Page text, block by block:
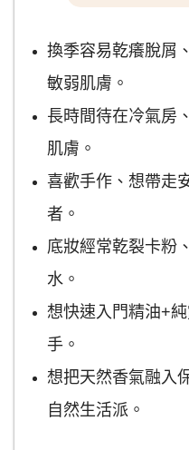
換季容易乾癢脫屑
敏弱肌膚。
長時間待在冷氣房
肌膚。
喜歡手作、想帶走
者。
底妝經常乾裂卡粉
水。
想快速入門精油+
手。
想把天然香氣融入
自然生活派。